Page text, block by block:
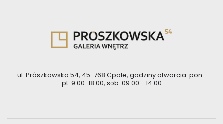
ul. Prószkowska 54, 45-768 Opole, godziny otwarcia: pon-
pt: 9:00-18:00, sob: 09:00 - 14:00